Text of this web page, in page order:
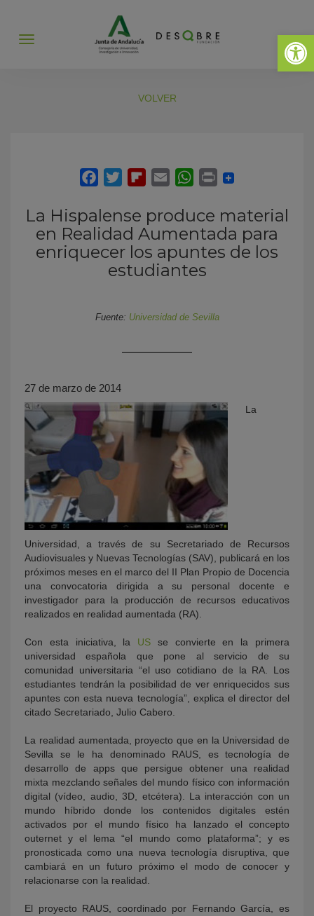
Abrir
Abrir
VOLVER
La Hispalense produce material
en Realidad Aumentada para
enriquecer los apuntes de los
estudiantes
Fuente: Universidad de Sevilla
27 de marzo de 2014
La
Universidad, a través de su Secretariado de Recursos
Audiovisuales y Nuevas Tecnologías (SAV), publicará en los
próximos meses en el marco del II Plan Propio de Docencia
una convocatoria dirigida a su personal docente e
investigador para la producción de recursos educativos
realizados en realidad aumentada (RA).
Con esta iniciativa, la US se convierte en la primera
universidad española que pone al servicio de su
comunidad universitaria “el uso cotidiano de la RA. Los
estudiantes tendrán la posibilidad de ver enriquecidos sus
apuntes con esta nueva tecnología”, explica el director del
citado Secretariado, Julio Cabero.
La realidad aumentada, proyecto que en la Universidad de
Sevilla se le ha denominado RAUS, es tecnología de
desarrollo de apps que persigue obtener una realidad
mixta mezclando señales del mundo físico con información
digital (vídeo, audio, 3D, etcétera). La interacción con un
mundo híbrido donde los contenidos digitales estén
activados por el mundo físico ha lanzado el concepto
outernet y el lema “el mundo como plataforma”; y es
pronosticada como una nueva tecnología disruptiva, que
cambiará en un futuro próximo el modo de conocer y
relacionarse con la realidad.
El proyecto RAUS, coordinado por Fernando García, es